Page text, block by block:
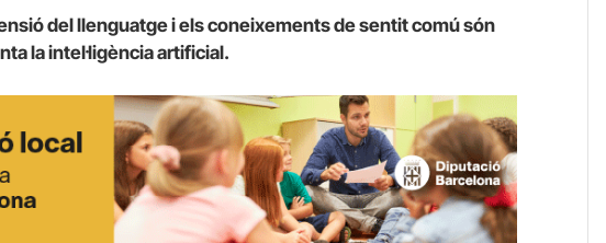
del llenguatge i els coneixements de sentit comú són
la intel·ligència artificial.